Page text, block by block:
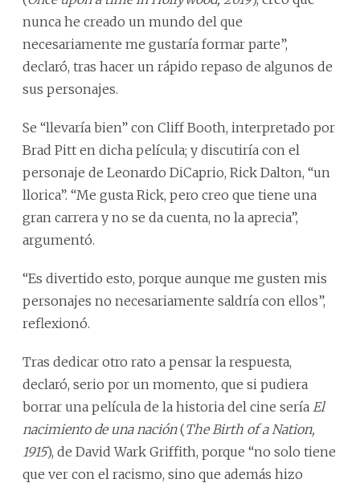
nunca he creado un mundo del que
necesariamente me gustaría formar parte”,
declaró, tras hacer un rápido repaso de algunos de
sus personajes.
Se “llevaría bien” con Cliff Booth, interpretado por
Brad Pitt en dicha película; y discutiría con el
personaje de Leonardo DiCaprio, Rick Dalton, “un
llorica”. “Me gusta Rick, pero creo que tiene una
gran carrera y no se da cuenta, no la aprecia”,
argumentó.
“Es divertido esto, porque aunque me gusten mis
personajes no necesariamente saldría con ellos”,
reflexionó.
Tras dedicar otro rato a pensar la respuesta,
declaró, serio por un momento, que si pudiera
borrar una película de la historia del cine sería El
nacimiento de una nación(The Birth of a Nation,
1915), de David Wark Griffith, porque “no solo tiene
que ver con el racismo, sino que además hizo